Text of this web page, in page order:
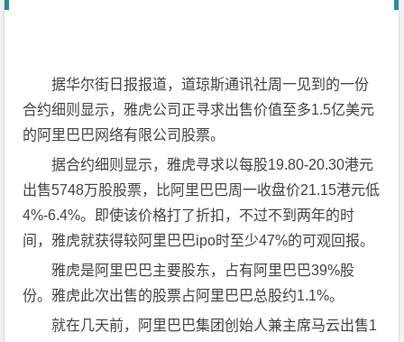
据华尔街日报报道，道琼斯通讯社周一见到的一份
合约细则显示，雅虎公司正寻求出售价值至多1.5亿美元
的阿里巴巴网络有限公司股票。
据合约细则显示，雅虎寻求以每股19.80-20.30港元
出售5748万股股票，比阿里巴巴周一收盘价21.15港元低
4%-6.4%。即使该价格打了折扣，不过不到两年的时
间，雅虎就获得较阿里巴巴ipo时至少47%的可观回报。
雅虎是阿里巴巴主要股东，占有阿里巴巴39%股
份。雅虎此次出售的股票占阿里巴巴总股约1.1%。
就在几天前，阿里巴巴集团创始人兼主席马云出售1